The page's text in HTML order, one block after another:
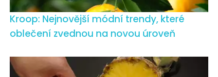
Kroop: Nejnovější módní trendy, které
oblečení zvednou na novou úroveň